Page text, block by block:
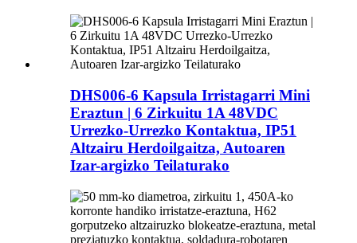
DHS006-6 Kapsula Irristagarri Mini
Eraztun | 6 Zirkuitu 1A 48VDC
Urrezko-Urrezko Kontaktua, IP51
Altzairu Herdoilgaitza, Autoaren
Izar-argizko Teilaturako